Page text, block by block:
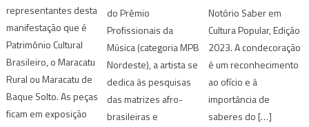
representantes desta
manifestação que é
Patrimônio Cultural
Brasileiro, o Maracatu
Rural ou Maracatu de
Baque Solto. As peças
ficam em exposição
do Prêmio
Profissionais da
Música (categoria MPB
Nordeste), a artista se
dedica às pesquisas
das matrizes afro-
brasileiras e
Notório Saber em
Cultura Popular, Edição
2023. A condecoração
é um reconhecimento
ao ofício e à
importância de
saberes do […]